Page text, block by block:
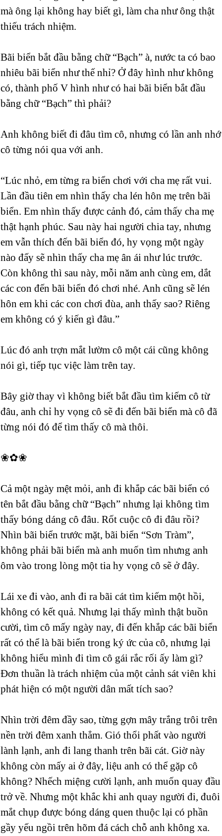
mà ông lại không hay biết gì, làm cha như ông thật
thiếu trách nhiệm.
Bãi biển bắt đầu bằng chữ “Bạch” à, nước ta có bao
nhiêu bãi biển như thế nhỉ? Ở đây hình như không
có, thành phố V hình như có hai bãi biển bắt đầu
bằng chữ “Bạch” thì phải?
Anh không biết đi đâu tìm cô, nhưng có lần anh nhớ
cô từng nói qua với anh.
“Lúc nhỏ, em từng ra biển chơi với cha mẹ rất vui.
Lần đầu tiên em nhìn thấy cha lén hôn mẹ trên bãi
biển. Em nhìn thấy được cảnh đó, cảm thấy cha mẹ
thật hạnh phúc. Sau này hai người chia tay, nhưng
em vẫn thích đến bãi biển đó, hy vọng một ngày
nào đấy sẽ nhìn thấy cha mẹ ân ái như lúc trước.
Còn không thì sau này, mỗi năm anh cùng em, dắt
các con đến bãi biển đó chơi nhé. Anh cũng sẽ lén
hôn em khi các con chơi đùa, anh thấy sao? Riêng
em không có ý kiến gì đâu.”
Lúc đó anh trợn mắt lườm cô một cái cũng không
nói gì, tiếp tục việc làm trên tay.
Bây giờ thay vì không biết bắt đầu tìm kiếm cô từ
đâu, anh chỉ hy vọng cô sẽ đi đến bãi biển mà cô đã
từng nói đó để tìm thấy cô mà thôi.
❀✿❀
Cả một ngày mệt mỏi, anh đi khắp các bãi biển có
tên bắt đầu bằng chữ “Bạch” nhưng lại không tìm
thấy bóng dáng cô đâu. Rốt cuộc cô đi đâu rồi?
Nhìn bãi biển trước mặt, bãi biển “Sơn Tràm”,
không phải bãi biển mà anh muốn tìm nhưng anh
ôm vào trong lòng một tia hy vọng cô sẽ ở đây.
Lái xe đi vào, anh đi ra bãi cát tìm kiếm một hồi,
không có kết quả. Nhưng lại thấy mình thật buồn
cười, tìm cô mấy ngày nay, đi đến khắp các bãi biển
rất có thể là bãi biển trong ký ức của cô, nhưng lại
không hiểu mình đi tìm cô gái rắc rối ấy làm gì?
Đơn thuần là trách nhiệm của một cảnh sát viên khi
phát hiện có một người dân mất tích sao?
Nhìn trời đêm đầy sao, từng gợn mây trắng trôi trên
nền trời đêm xanh thẳm. Gió thổi phất vào người
lành lạnh, anh đi lang thanh trên bãi cát. Giờ này
không còn mấy ai ở đây, liệu anh có thể gặp cô
không? Nhếch miệng cười lạnh, anh muốn quay đầu
trở về. Nhưng một khắc khi anh quay người đi, đuôi
mắt chụp được bóng dáng quen thuộc lại có phần
gầy yếu ngồi trên hõm đá cách chỗ anh không xa.